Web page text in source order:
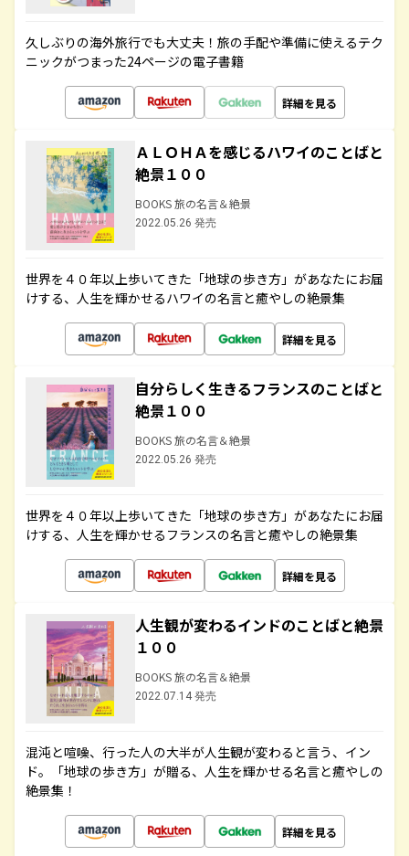
久しぶりの海外旅行でも大丈夫！旅の手配や準備に使えるテク
ニックがつまった24ページの電子書籍
詳細を見る
ＡＬＯＨＡを感じるハワイのことばと
絶景１００
BOOKS 旅の名言＆絶景
2022.05.26 発売
世界を４０年以上歩いてきた「地球の歩き方」があなたにお届
けする、人生を輝かせるハワイの名言と癒やしの絶景集
詳細を見る
自分らしく生きるフランスのことばと
絶景１００
BOOKS 旅の名言＆絶景
2022.05.26 発売
世界を４０年以上歩いてきた「地球の歩き方」があなたにお届
けする、人生を輝かせるフランスの名言と癒やしの絶景集
詳細を見る
人生観が変わるインドのことばと絶景
１００
BOOKS 旅の名言＆絶景
2022.07.14 発売
混沌と喧噪、行った人の大半が人生観が変わると言う、イン
ド。「地球の歩き方」が贈る、人生を輝かせる名言と癒やしの
絶景集！
詳細を見る